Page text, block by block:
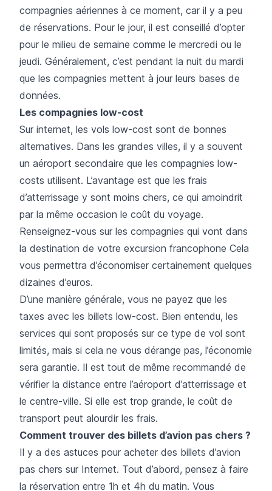
compagnies aériennes à ce moment, car il y a peu
de réservations. Pour le jour, il est conseillé d’opter
pour le milieu de semaine comme le mercredi ou le
jeudi. Généralement, c’est pendant la nuit du mardi
que les compagnies mettent à jour leurs bases de
données.
Les compagnies low-cost
Sur internet, les vols low-cost sont de bonnes
alternatives. Dans les grandes villes, il y a souvent
un aéroport secondaire que les compagnies low-
costs utilisent. L’avantage est que les frais
d’atterrissage y sont moins chers, ce qui amoindrit
par la même occasion le coût du voyage.
Renseignez-vous sur les compagnies qui vont dans
la destination de votre excursion francophone Cela
vous permettra d’économiser certainement quelques
dizaines d’euros.
D’une manière générale, vous ne payez que les
taxes avec les billets low-cost. Bien entendu, les
services qui sont proposés sur ce type de vol sont
limités, mais si cela ne vous dérange pas, l’économie
sera garantie. Il est tout de même recommandé de
vérifier la distance entre l’aéroport d’atterrissage et
le centre-ville. Si elle est trop grande, le coût de
transport peut alourdir les frais.
Comment trouver des billets d’avion pas chers ?
Il y a des astuces pour acheter des billets d’avion
pas chers sur Internet. Tout d’abord, pensez à faire
la réservation entre 1h et 4h du matin. Vous